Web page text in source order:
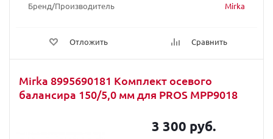
Бренд/Производитель Mirka
Отложить Сравнить
Mirka 8995690181 Комплект осевого
балансира 150/5,0 мм для PROS MPP9018
3 300 руб.